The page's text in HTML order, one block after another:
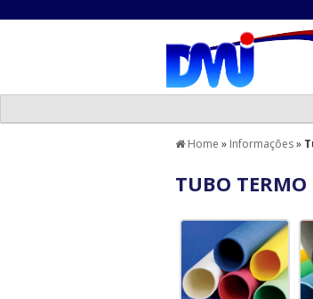
Home » Informações»
TUBO TERMO